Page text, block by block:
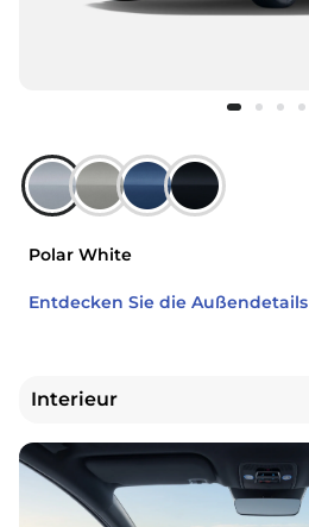
Polar White
Entdecken Sie die Außendetails
Interieur